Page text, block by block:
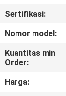
WISATA
PABRIK
KONTROL
KUALITAS
Sertifikasi:
Nomor model:
Kuantitas min
Order:
Harga: